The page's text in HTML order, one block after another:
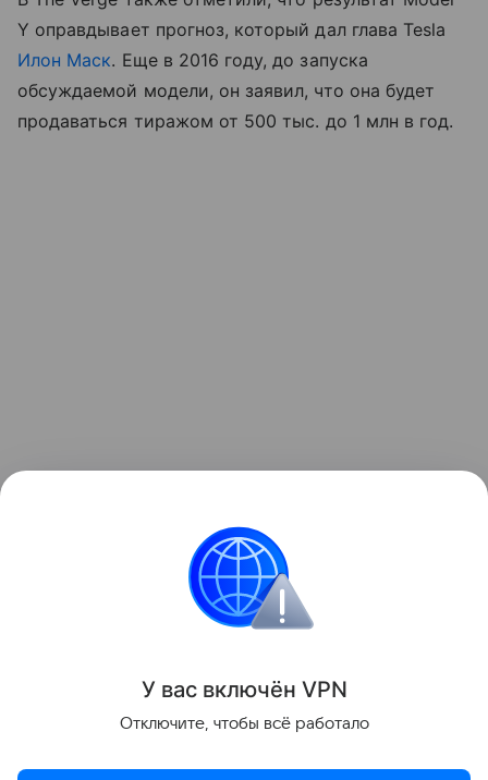
Y оправдывает прогноз, который дал глава Tesla
Илон Маск. Еще в 2016 году, до запуска
обсуждаемой модели, он заявил, что она будет
продаваться тиражом от 500 тыс. до 1 млн в год.
Роман Кильдюшкин
Поделиться
У вас включён VPN
Отключите, чтобы всё работало